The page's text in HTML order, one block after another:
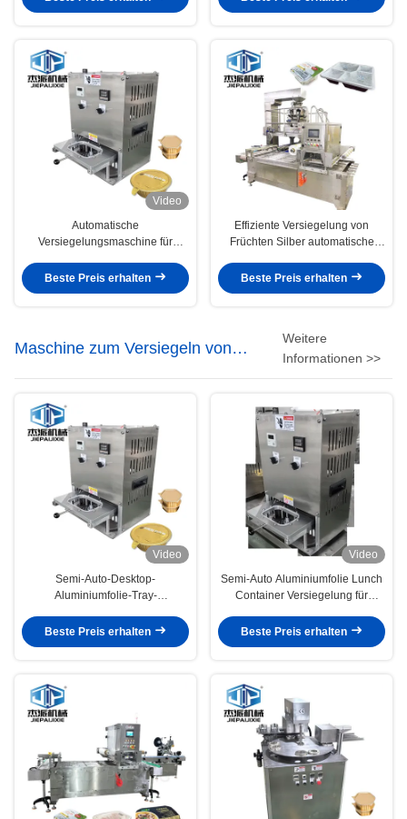
Lebensmittelvertriebszentrum
Video
Automatische
Versiegelungsmaschine für
Beste Preis erhalten
Effiziente Versiegelung von
Früchten Silber automatische
Vakuumsystem
Beste Preis erhalten
Maschine zum Versiegeln von
Lebensmittelbehältern
Weitere
Informationen >>
Video
Semi-Auto-Desktop-
Aluminiumfolie-Tray-
Wärmesiegelung
Beste Preis erhalten
Video
Semi-Auto Aluminiumfolie Lunch
Container Versiegelung für
Mahlzeiten Snacks Desserts
Beste Preis erhalten